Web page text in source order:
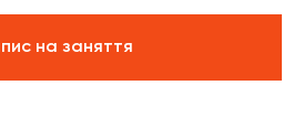
на заняття